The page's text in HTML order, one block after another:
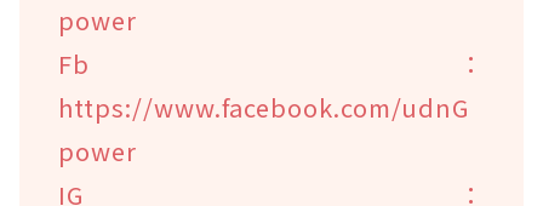
power
Fb：
https://www.facebook.com/udnG
power
IG：